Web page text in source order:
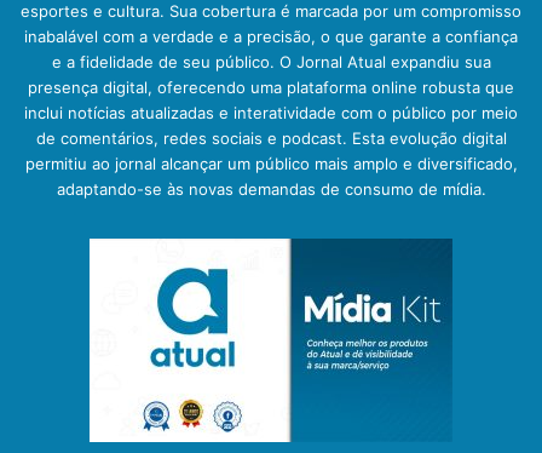
esportes e cultura. Sua cobertura é marcada por um compromisso
inabalável com a verdade e a precisão, o que garante a confiança
e a fidelidade de seu público. O Jornal Atual expandiu sua
presença digital, oferecendo uma plataforma online robusta que
inclui notícias atualizadas e interatividade com o público por meio
de comentários, redes sociais e podcast. Esta evolução digital
permitiu ao jornal alcançar um público mais amplo e diversificado,
adaptando-se às novas demandas de consumo de mídia.